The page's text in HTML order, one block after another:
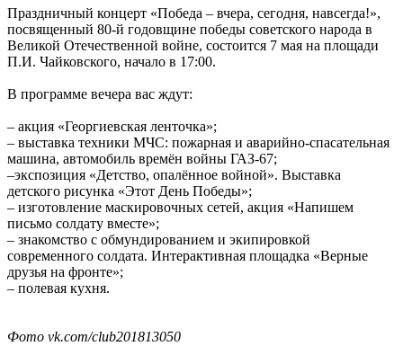
Праздничный концерт «Победа – вчера, сегодня, навсегда!»,
посвященный 80-й годовщине победы советского народа в
Великой Отечественной войне, состоится 7 мая на площади
П.И. Чайковского, начало в 17:00.
В программе вечера вас ждут:
– акция «Георгиевская ленточка»;
– выставка техники МЧС: пожарная и аварийно-спасательная
машина, автомобиль времён войны ГАЗ-67;
–экспозиция «Детство, опалённое войной». Выставка
детского рисунка «Этот День Победы»;
– изготовление маскировочных сетей, акция «Напишем
письмо солдату вместе»;
– знакомство с обмундированием и экипировкой
современного солдата. Интерактивная площадка «Верные
друзья на фронте»;
– полевая кухня.
Фото vk.com/club201813050